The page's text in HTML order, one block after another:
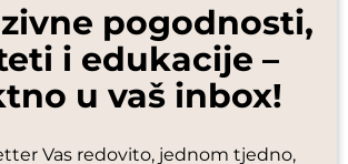
pogodnosti,
i edukacije –
u vaš inbox!
Vas redovito, jednom tjedno,